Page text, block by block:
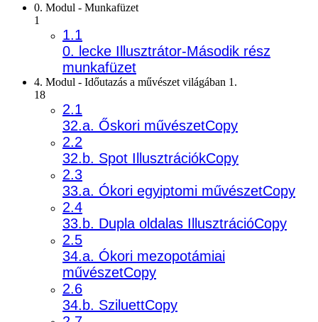
0. Modul - Munkafüzet
1
1.1
0. lecke Illusztrátor-Második rész
munkafüzet
4. Modul - Időutazás a művészet világában 1.
18
2.1
32.a. Őskori művészetCopy
2.2
32.b. Spot IllusztrációkCopy
2.3
33.a. Ókori egyiptomi művészetCopy
2.4
33.b. Dupla oldalas IllusztrációCopy
2.5
34.a. Ókori mezopotámiai
művészetCopy
2.6
34.b. SziluettCopy